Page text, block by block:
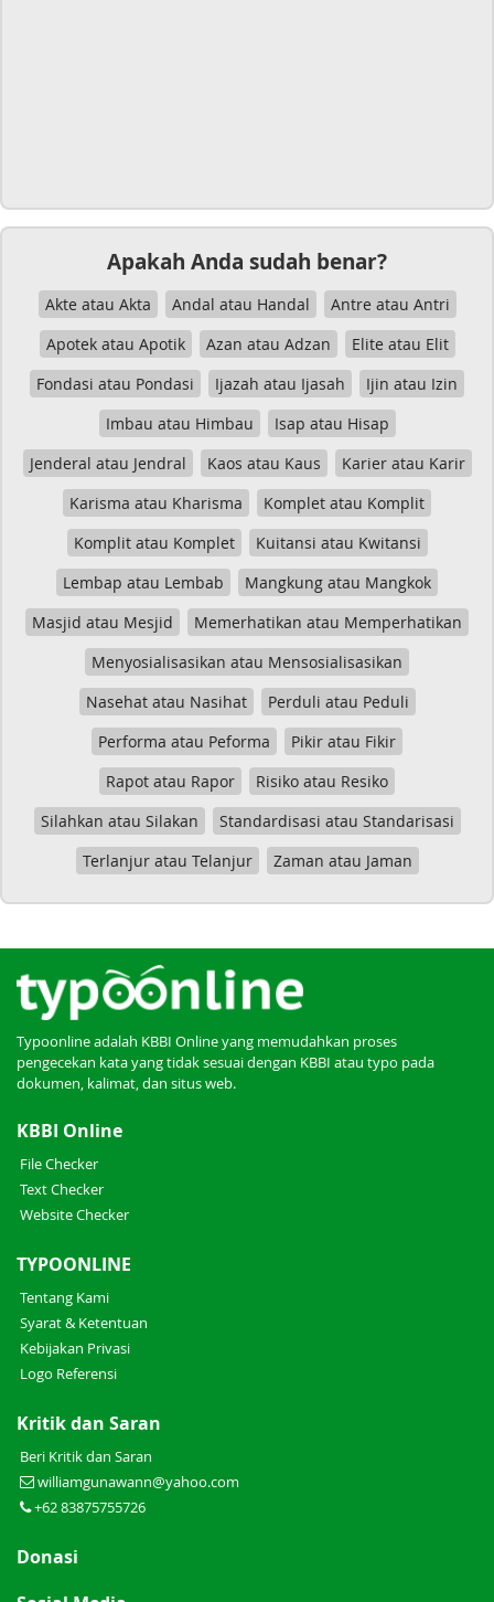
Apakah Anda sudah benar?
Akte atau Akta Andal atau Handal
Antre atau Antri
Apotek atau Apotik
Azan atau Adzan
Elite atau Elit
Fondasi atau Pondasi
Ijazah atau Ijasah
Ijin atau Izin
Imbau atau Himbau
Isap atau Hisap
Jenderal atau Jendral
Kaos atau Kaus
Karier atau Karir
Karisma atau Kharisma
Komplet atau Komplit
Komplit atau Komplet
Kuitansi atau Kwitansi
Lembap atau Lembab
Mangkung atau Mangkok
Masjid atau Mesjid
Memerhatikan atau Memperhatikan
Menyosialisasikan atau Mensosialisasikan
Nasehat atau Nasihat
Perduli atau Peduli
Performa atau Peforma
Pikir atau Fikir
Rapot atau Rapor
Risiko atau Resiko
Silahkan atau Silakan
Standardisasi atau Standarisasi
Terlanjur atau Telanjur
Zaman atau Jaman
Typoonline adalah KBBI Online yang memudahkan proses
pengecekan kata yang tidak sesuai dengan KBBI atau typo pada
dokumen, kalimat, dan situs web.
KBBI Online
File Checker
Text Checker
Website Checker
TYPOONLINE
Tentang Kami
Syarat & Ketentuan
Kebijakan Privasi
Logo Referensi
Kritik dan Saran
Beri Kritik dan Saran
williamgunawann@yahoo.com
+62 83875755726
Donasi